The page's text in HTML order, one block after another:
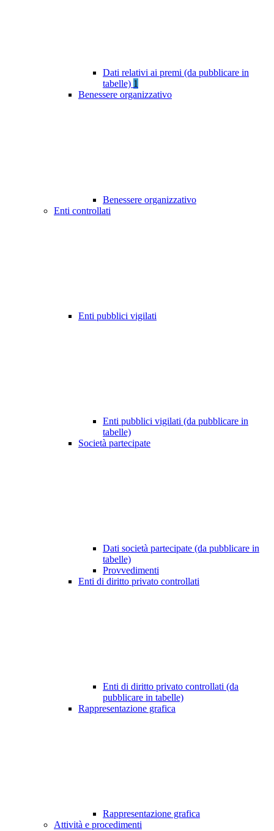
Dati relativi ai premi (da pubblicare in
tabelle) 1
Benessere organizzativo
Benessere organizzativo
Enti controllati
Enti pubblici vigilati
Enti pubblici vigilati (da pubblicare in
tabelle)
Società partecipate
Dati società partecipate (da pubblicare in
tabelle)
Provvedimenti
Enti di diritto privato controllati
Enti di diritto privato controllati (da
pubblicare in tabelle)
Rappresentazione grafica
Rappresentazione grafica
Attività e procedimenti